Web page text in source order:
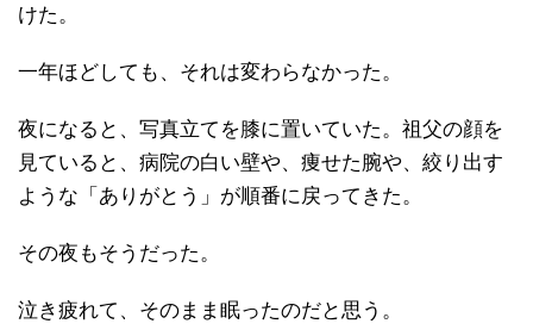
けた。
一年ほどしても、それは変わらなかった。
夜になると、写真立てを膝に置いていた。祖父の顔を
見ていると、病院の白い壁や、痩せた腕や、絞り出す
ような「ありがとう」が順番に戻ってきた。
その夜もそうだった。
泣き疲れて、そのまま眠ったのだと思う。